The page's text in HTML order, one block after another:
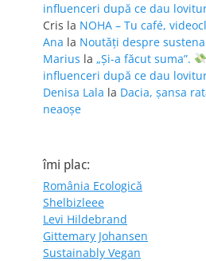
influenceri după ce dau
Cris la NOHA – Tu café,
Ana la Noutăți despre
Marius la „Și-a făcut suma”.
influenceri după ce dau
Denisa Lala la Dacia, șansa
neaoșe
îmi plac:
România Ecologică
Shelbizleee
Levi Hildebrand
Gittemary Johansen
Sustainably Vegan